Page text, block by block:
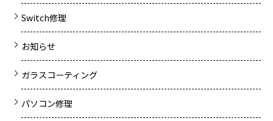
Switch修理
お知らせ
ガラスコーティング
パソコン修理